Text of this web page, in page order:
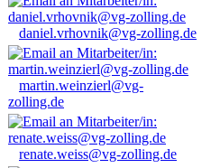
daniel.vrhovnik@vg-zolling.de
martin.weinzierl@vg-
zolling.de
renate.weiss@vg-zolling.de